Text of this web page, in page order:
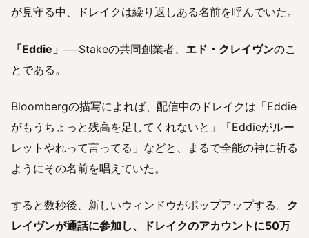
が見守る中、ドレイクは繰り返しある名前を呼んでいた。
「Eddie」 ──Stakeの共同創業者、 エド・クレイヴンのこ
とである。
Bloombergの描写によれば、配信中のドレイクは「Eddie
がもうちょっと残高を足してくれないと」「Eddieがルー
レットやれって言ってる」などと、まるで全能の神に祈る
ようにその名前を唱えていた。
すると数秒後、新しいウィンドウがポップアップする。 ク
レイヴンが通話に参加し、ドレイクのアカウントに50万